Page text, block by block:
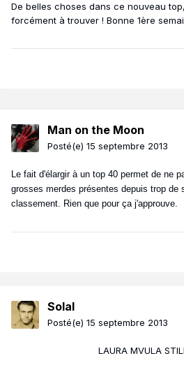
De belles choses dans ce nouveau
forcément à trouver ! Bonne 1ère
Man on the Moon
Posté(e) 15 septembre 2013
Le fait d'élargir à un top 40 permet de ne
grosses merdes présentes depuis trop de
classement. Rien que pour ça j'approuve.
Solal
Posté(e) 15 septembre 2013
LAURA MVULA